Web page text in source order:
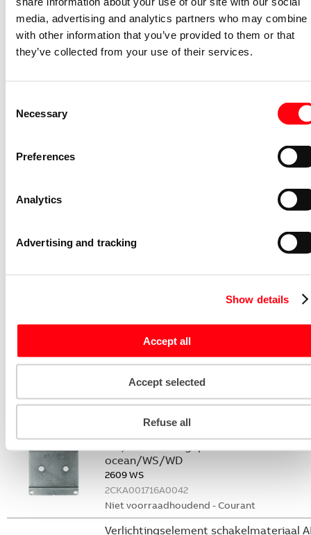
media, advertising and analytics partners who may combine
with other information that you’ve provided to them or that
they’ve collected from your use of their services.
Selection
Necessary
Preferences
Analytics
Advertising and tracking
Show details
Accept all
Accept selected
Refuse all
Compatible met Amazon Alexa
Nee
Met IFTTT ondersteuning
Antibacteriële behandeling
Nee
Gerelateerde artikelen
tekststrookhouder 57.8 x 9.8mm ocean
Leidinginvoerhulpstuk Ocean schotje 1
M20x1.5 ocean-alpin
Leidinginvoerhulpstuk Ocean schotje
hoog 1 x in ocean-alpin
2139 W-54
2CKA001761A1511
Niet voorraadhoudend - Courant
ocean/WS/WD
2609 WS
2CKA001716A0042
Niet voorraadhoudend - Courant
Verlichtingselement schakelmateriaal